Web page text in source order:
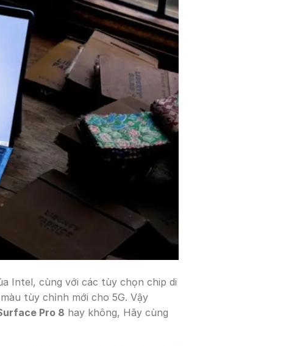
Intel, cùng với các tùy chọn chip di
tùy chỉnh mới cho 5G. Vậy
Pro 8 hay không, Hãy cùng